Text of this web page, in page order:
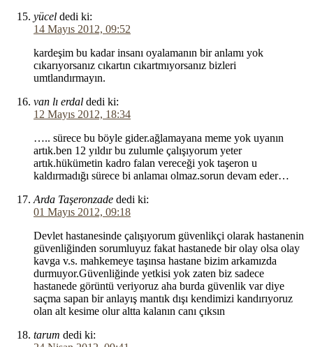
yücel dedi ki:
14 Mayıs 2012, 09:52
kardeşim bu kadar insanı oyalamanın bir anlamı yok
cıkarıyorsanız cıkartın cıkartmıyorsanız bizleri
umtlandırmayın.
van lı erdal dedi ki:
12 Mayıs 2012, 18:34
….. sürece bu böyle gider.ağlamayana meme yok uyanın
artık.ben 12 yıldır bu zulumle çalışıyorum yeter
artık.hükümetin kadro falan vereceği yok taşeron u
kaldırmadığı sürece bi anlamaı olmaz.sorun devam eder…
Arda Taşeronzade dedi ki:
01 Mayıs 2012, 09:18
Devlet hastanesinde çalışıyorum güvenlikçi olarak hastanenin
güvenliğinden sorumluyuz fakat hastanede bir olay olsa olay
kavga v.s. mahkemeye taşınsa hastane bizim arkamızda
durmuyor.Güvenliğinde yetkisi yok zaten biz sadece
hastanede görüntü veriyoruz aha burda güvenlik var diye
saçma sapan bir anlayış mantık dışı kendimizi kandırıyoruz
olan alt kesime olur altta kalanın canı çıksın
tarum dedi ki: